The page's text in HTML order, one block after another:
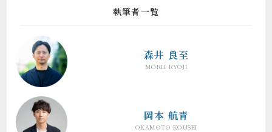
執筆者一覧
森井 良至
MORII RYOJI
岡本 航青
OKAMOTO KOUSEI